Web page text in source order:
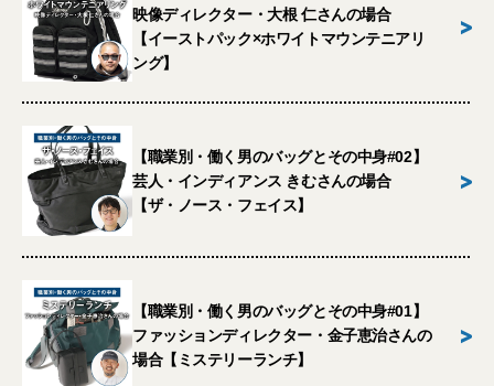
映像ディレクター・大根 仁さんの場合
【イーストパック×ホワイトマウンテニアリ
ング】
>
【職業別・働く男のバッグとその中身#02】
芸人・インディアンス きむさんの場合
【ザ・ノース・フェイス】
>
【職業別・働く男のバッグとその中身#01】
ファッションディレクター・金子恵治さんの
場合【ミステリーランチ】
>